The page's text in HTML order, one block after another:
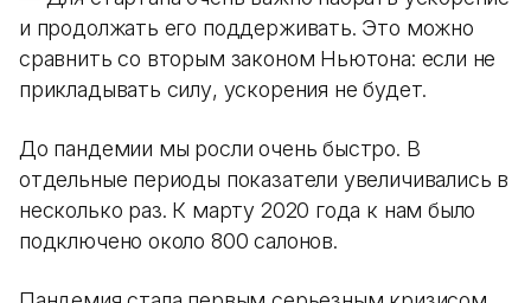
и продолжать его поддерживать. Это можно
сравнить со вторым законом Ньютона: если не
прикладывать силу, ускорения не будет.
До пандемии мы росли очень быстро. В
отдельные периоды показатели увеличивались в
несколько раз. К марту 2020 года к нам было
подключено около 800 салонов.